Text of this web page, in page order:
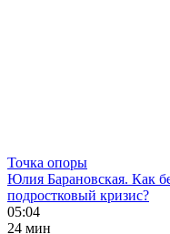
Точка опоры
Юлия Барановская. Как
подростковый кризис?
05:04
24 мин